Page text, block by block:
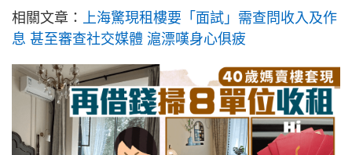
相關文章： 上海驚現租樓要「面試」需查問收入及作
息 甚至審查社交媒體 滬漂嘆身心俱疲